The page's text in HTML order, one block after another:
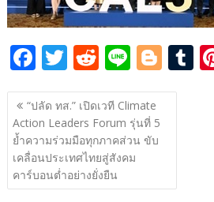
F
ac
e
b
o
o
T
w
itt
er
R
e
d
di
t
Li
n
e
Bl
o
T
แนะแนว
เรื่อง
“ปลัด ทส.” เปิดเวที Climate
Action Leaders Forum รุ่นที่ 5
ย้ำความร่วมมือทุกภาคส่วน ขับ
เคลื่อนประเทศไทยสู่สังคม
คาร์บอนต่ำอย่างยั่งยืน